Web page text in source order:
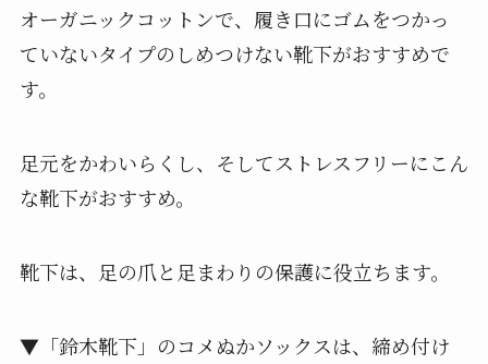
オーガニックコットンで、履き口にゴムをつかっ
ていないタイプのしめつけない靴下がおすすめで
す。
足元をかわいらくし、そしてストレスフリーにこん
な靴下がおすすめ。
靴下は、足の爪と足まわりの保護に役立ちます。
▼「鈴木靴下」のコメぬかソックスは、締め付け